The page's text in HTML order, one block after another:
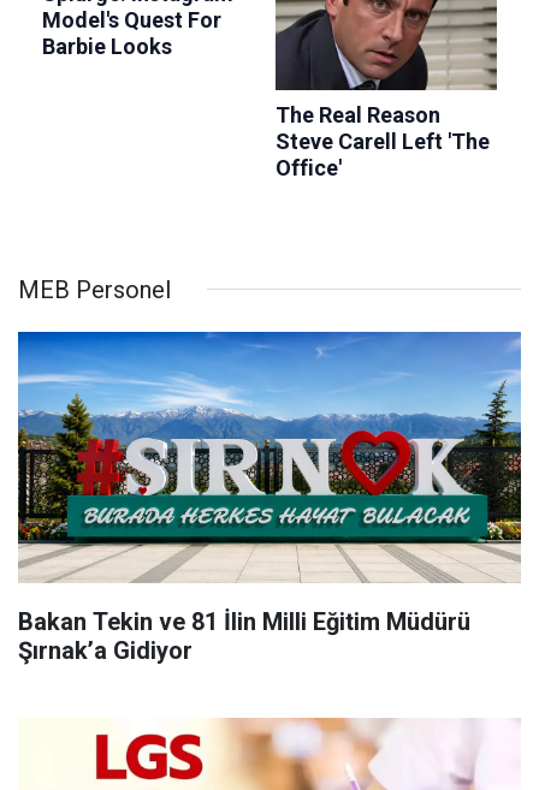
MEB Personel
Bakan Tekin ve 81 İlin Milli Eğitim Müdürü
Şırnak’a Gidiyor